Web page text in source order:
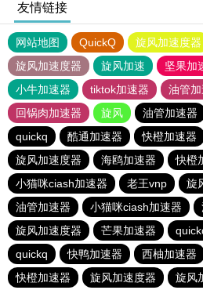
友情链接
网站地图 QuickQ 旋风加速度器
旋风加速度器
旋风加速 坚果加
小牛加速器
tiktok加速器 油管
回锅肉加速器
旋风 油管加速器
quickq
酷通加速器 快橙加速器
旋风加速度器
海鸥加速器
快橙
小猫咪ciash加速器
老王vnp 旋
油管加速器
小猫咪ciash加速器
旋风加速度器
芒果加速器
quickq
快鸭加速器 西柚加速器
快橙加速器
旋风加速度器 旋风